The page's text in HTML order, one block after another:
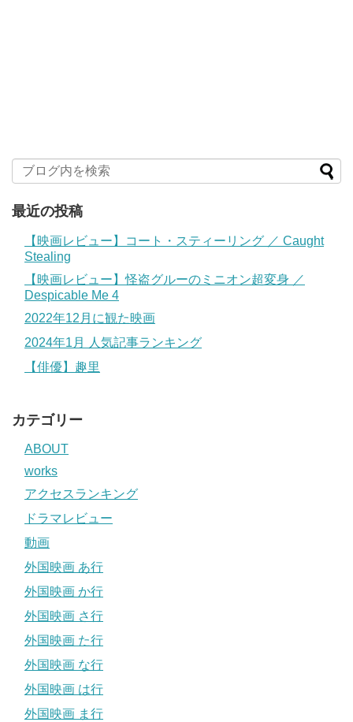
最近の投稿
【映画レビュー】コート・スティーリング ／ Caught
Stealing
【映画レビュー】怪盗グルーのミニオン超変身 ／
Despicable Me 4
2022年12月に観た映画
2024年1月 人気記事ランキング
【俳優】趣里
カテゴリー
ABOUT
works
アクセスランキング
ドラマレビュー
動画
外国映画 あ行
外国映画 か行
外国映画 さ行
外国映画 た行
外国映画 な行
外国映画 は行
外国映画 ま行